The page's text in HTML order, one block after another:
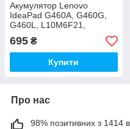
Акумулятор Lenovo
IdeaPad G460A, G460G,
G460L, L10M6F21,
L10P6F21, L10P6Y22,
LO9L6Y02, LO9S6Y02
695 ₴
Купити
Про нас
98% позитивних з 1414